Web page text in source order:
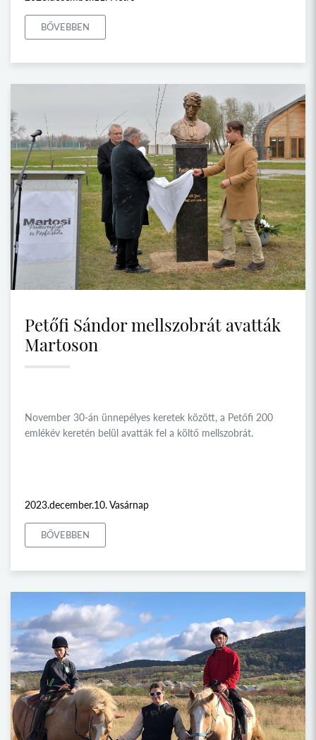
BŐVEBBEN
Petőfi Sándor mellszobrát avatták
Martoson
November 30-án ünnepélyes keretek között, a Petőfi 200
emlékév keretén belül avatták fel a költő mellszobrát.
2023.december.10. Vasárnap
BŐVEBBEN